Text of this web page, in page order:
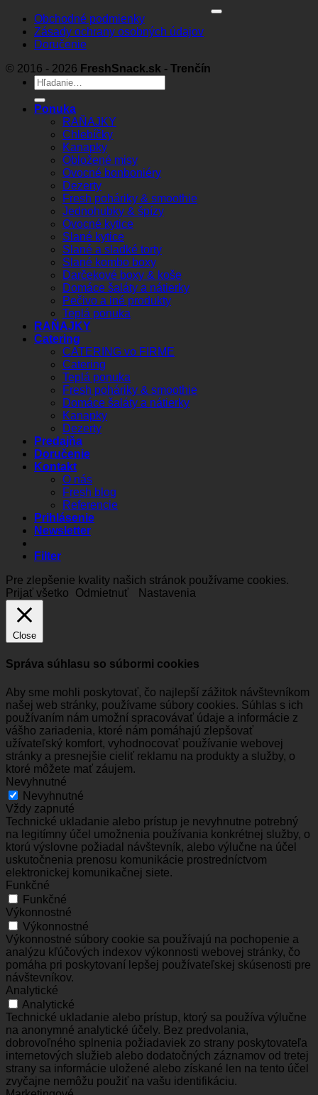
Obchodné podmienky
Zásady ochrany osobných údajov
Doručenie
© 2016 - 2026 FreshSnack.sk - Trenčín
Hľadať:
Ponuka
RAŇAJKY
Chlebíčky
Kanapky
Obložené misy
Ovocné bonboniéry
Dezerty
Fresh poháriky & smoothie
Jednohubky & špízy
Ovocné kytice
Slané kytice
Slané a sladké torty
Slané kombo boxy
Darčekové boxy & koše
Domáce šaláty a nátierky
Pečivo a iné produkty
Teplá ponuka
RAŇAJKY
Catering
CATERING vo FIRME
Catering
Teplá ponuka
Fresh poháriky & smoothie
Domáce šaláty a nátierky
Kanapky
Dezerty
Predajňa
Doručenie
Kontakt
O nás
Fresh blog
Referencie
Prihlásenie
Newsletter
Filter
Pre zlepšenie kvality našich stránok používame cookies.
Prijať všetko
Odmietnuť Nastavenia
Close
Správa súhlasu so súbormi cookies
Aby sme mohli poskytovať, čo najlepší zážitok návštevníkom
našej web stránky, používame súbory cookies. Súhlas s ich
používaním nám umožní spracovávať údaje a informácie z
vášho zariadenia, ktoré nám pomáhajú zlepšovať
užívateľský komfort, vyhodnocovať používanie webovej
stránky a presnejšie cieliť reklamu na produkty a služby, o
ktoré môžete mať záujem.
Nevyhnutné
Nevyhnutné
Vždy zapnuté
Technické ukladanie alebo prístup je nevyhnutne potrebný
na legitímny účel umožnenia používania konkrétnej služby, o
ktorú výslovne požiadal návštevník, alebo výlučne na účel
uskutočnenia prenosu komunikácie prostredníctvom
elektronickej komunikačnej siete.
Funkčné
Funkčné
Výkonnostné
Výkonnostné
Výkonnostné súbory cookie sa používajú na pochopenie a
analýzu kľúčových indexov výkonnosti webovej stránky, čo
pomáha pri poskytovaní lepšej používateľskej skúsenosti pre
návštevníkov.
Analytické
Analytické
Technické ukladanie alebo prístup, ktorý sa používa výlučne
na anonymné analytické účely. Bez predvolania,
dobrovoľného splnenia požiadaviek zo strany poskytovateľa
internetových služieb alebo dodatočných záznamov od tretej
strany sa informácie uložené alebo získané len na tento účel
zvyčajne nemôžu použiť na vašu identifikáciu.